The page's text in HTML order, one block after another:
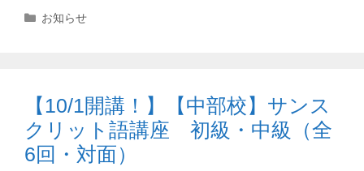
カ
お知らせ
【10/1開講！】【中部校】サンス
クリット語講座 初級・中級（全
6回・対面）